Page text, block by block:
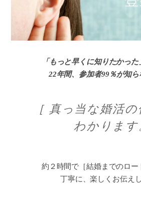
「もっと早くに知りたかった
22年間、参加者99％が知ら
［ 真っ当な婚活
わかります
約２時間で［結婚までのロー
丁寧に、楽しくお伝えし